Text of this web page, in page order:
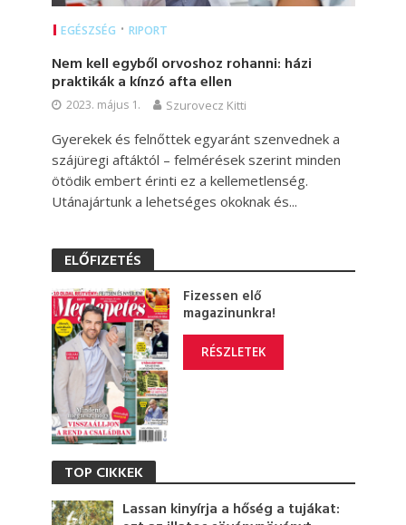
EGÉSZSÉG • RIPORT
Nem kell egyből orvoshoz rohanni: házi
praktikák a kínzó afta ellen
2023. május 1. Szurovecz Kitti
Gyerekek és felnőttek egyaránt szenvednek a
szájüregi aftáktól – felmérések szerint minden
ötödik embert érinti ez a kellemetlenség.
Utánajártunk a lehetséges okoknak és...
ELŐFIZETÉS
Fizessen elő
magazinunkra!
RÉSZLETEK
TOP CIKKEK
Lassan kinyírja a hőség a tujákat: